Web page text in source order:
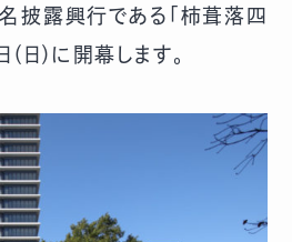
披露興行である「柿葺落四
日）に開幕します。